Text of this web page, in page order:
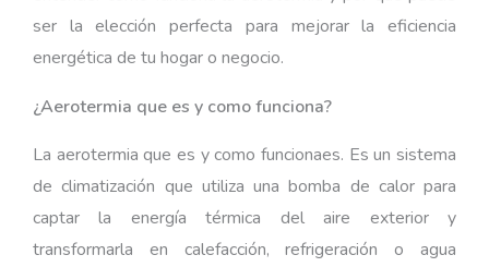
ser la elección perfecta para mejorar la eficiencia
energética de tu hogar o negocio.
¿Aerotermia que es y como funciona?
La aerotermia que es y como funcionaes. Es un sistema
de climatización que utiliza una bomba de calor para
captar la energía térmica del aire exterior y
transformarla en calefacción, refrigeración o agua